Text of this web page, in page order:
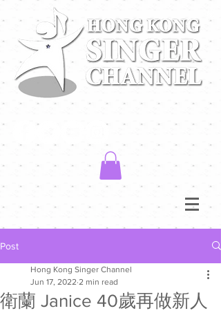
Post
衛蘭 Janice 40歲再做新人
Hong Kong Singer Channel
Jun 17, 2022 2 min read